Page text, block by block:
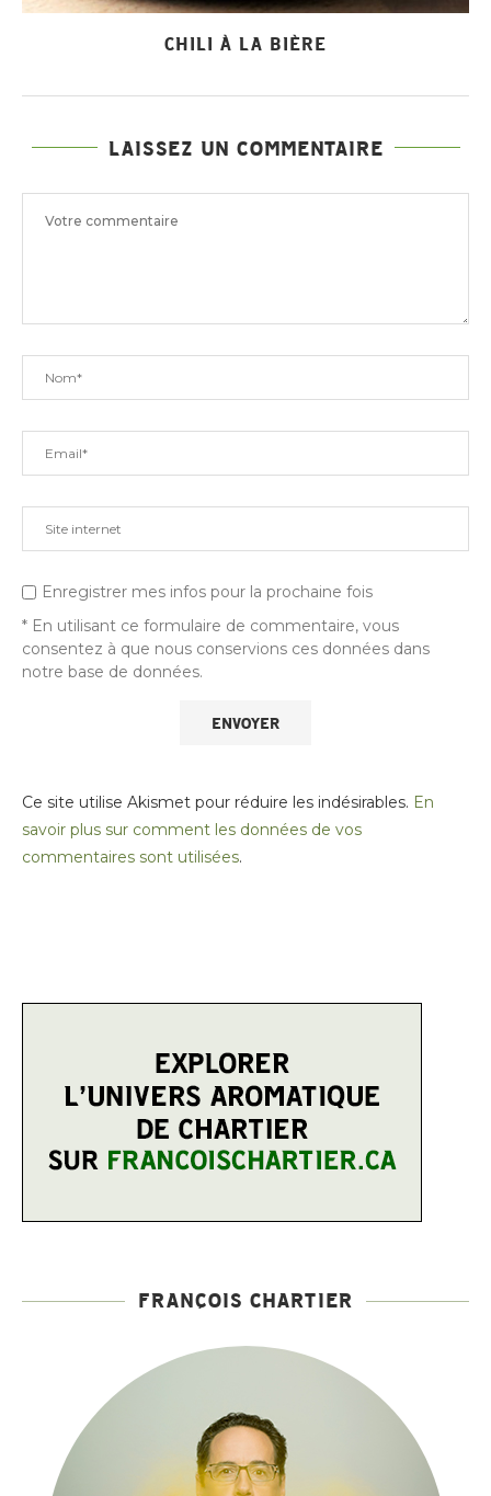
CHILI À LA BIÈRE
LAISSEZ UN COMMENTAIRE
Enregistrer mes infos pour la prochaine fois
* En utilisant ce formulaire de commentaire, vous
consentez à que nous conservions ces données dans
notre base de données.
Ce site utilise Akismet pour réduire les indésirables. En
savoir plus sur comment les données de vos
commentaires sont utilisées.
FRANÇOIS CHARTIER